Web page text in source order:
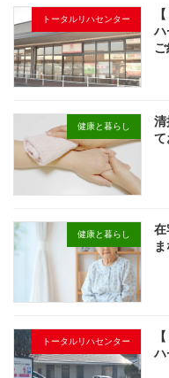
トータルリハセンター
ハ
健康と暮らし
清
て
健康と暮らし
在
トータルリハセンター
ハ